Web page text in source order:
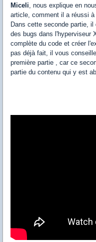
Miceli, nous explique en
article, comment il a réussi
Dans cette seconde partie,
des bugs dans l'hyperviseur
complète du code et créer
pas déjà fait, il vous
première partie , car ce
partie du contenu qui y est